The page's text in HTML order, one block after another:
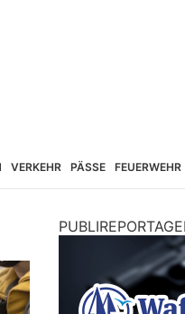
VERKEHR PÄSSE FEUERWEHR